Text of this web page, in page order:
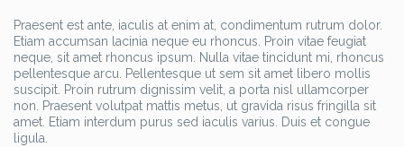
Praesent est ante, iaculis at enim at, condimentum rutrum dolor.
Etiam accumsan lacinia neque eu rhoncus. Proin vitae feugiat
neque, sit amet rhoncus ipsum. Nulla vitae tincidunt mi, rhoncus
pellentesque arcu. Pellentesque ut sem sit amet libero mollis
suscipit. Proin rutrum dignissim velit, a porta nisl ullamcorper
non. Praesent volutpat mattis metus, ut gravida risus fringilla sit
amet. Etiam interdum purus sed iaculis varius. Duis et congue
ligula.